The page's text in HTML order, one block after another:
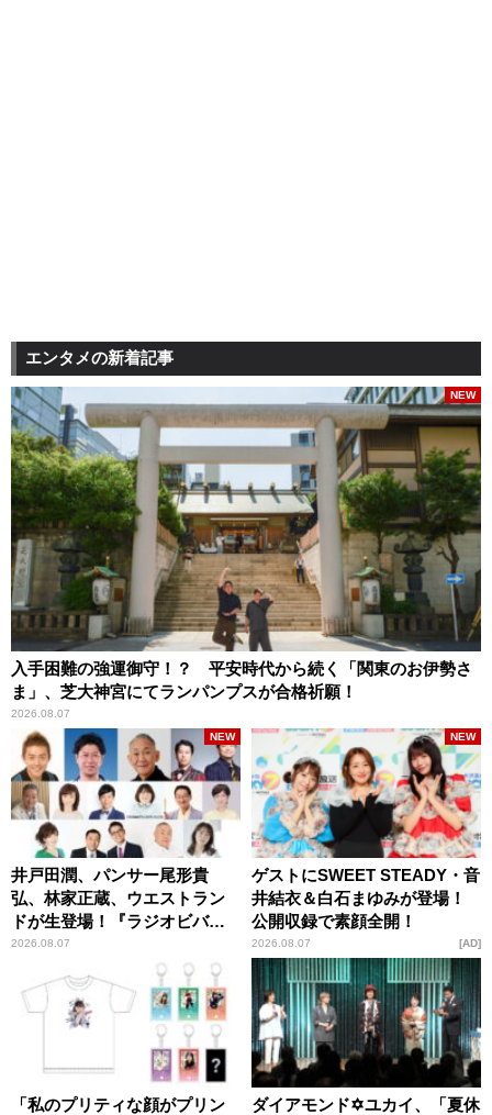
エンタメの新着記事
入手困難の強運御守！？ 平安時代から続く「関東のお伊勢さ
ま」、芝大神宮にてランパンプスが合格祈願！
2026.08.07
NEW
井戸田潤、パンサー尾形貴
弘、林家正蔵、ウエストラン
ドが生登場！『ラジオビバリ
ー昼ズ』
2026.08.07
NEW
ゲストにSWEET STEADY・音
井結衣＆白石まゆみが登場！
公開収録で素顔全開！
2026.08.07
NEW
AD
「私のプリティな顔がプリン
ダイアモンド✡ユカイ、「夏休